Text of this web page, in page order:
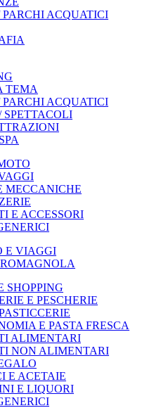
PARCHI ACQUATICI
TEMA
PARCHI ACQUATICI
SPETTACOLI
MECCANICHE
E ACCESSORI
E VIAGGI
SHOPPING
E PESCHERIE
E PASTA FRESCA
ALIMENTARI
NON ALIMENTARI
E ACETAIE
E LIQUORI